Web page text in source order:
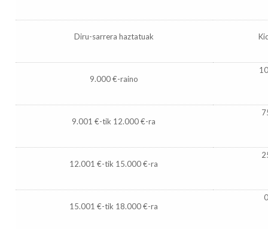
Diru-sarrera haztatuak
9.000 €-raino
9.001 €-tik 12.000 €-ra
12.001 €-tik 15.000 €-ra
15.001 €-tik 18.000 €-ra